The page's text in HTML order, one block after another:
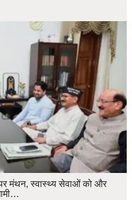
मंथन, स्वास्थ्य सेवाओं को और